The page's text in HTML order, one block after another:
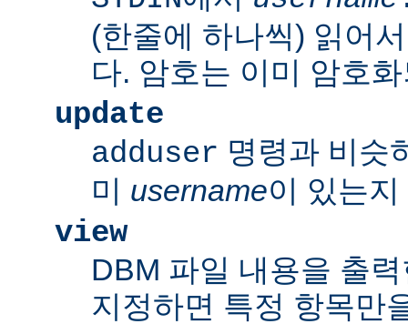
(한줄에 하나씩) 읽어
다. 암호는 이미 암호
update
adduser 명령과 비슷
미 username이 있는
view
DBM 파일 내용을 출
지정하면 특정 항목만